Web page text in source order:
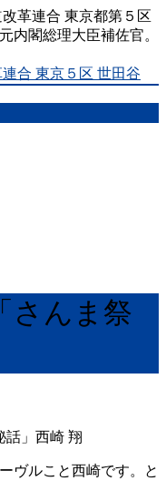
革連合 東京都第５区
内閣総理大臣補佐官。
合 東京５区 世田谷
さんま祭
話」西崎 翔
ヴルこと西崎です。と